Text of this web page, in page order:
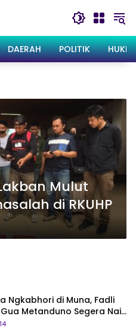
DAERAH POLITIK
Mulut
di RKUHP
Ngkabhori di Muna, Fadli
Metanduno Segera Naik
Budaya Nasional